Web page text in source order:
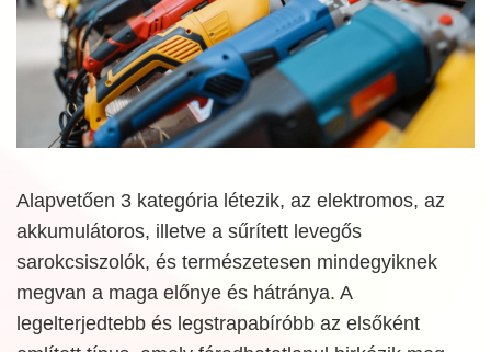
Alapvetően 3 kategória létezik, az elektromos, az
akkumulátoros, illetve a sűrített levegős
sarokcsiszolók, és természetesen mindegyiknek
megvan a maga előnye és hátránya. A
legelterjedtebb és legstrapabíróbb az elsőként